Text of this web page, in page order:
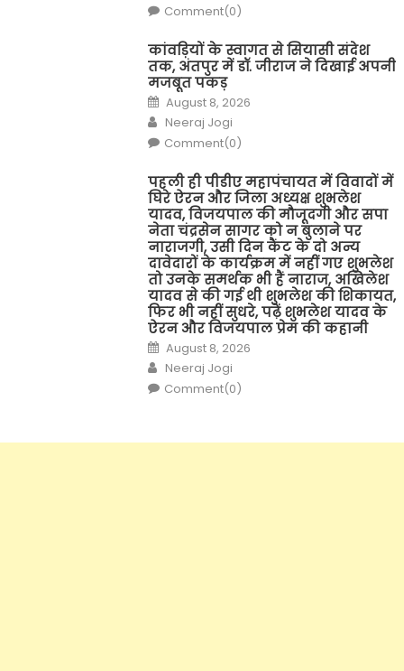
Comment(0)
कांवड़ियों के स्वागत से सियासी संदेश
तक, अंतपुर में डॉ. जीराज ने दिखाई अपनी
मजबूत पकड़
Posted
on
August 8, 2026
Author
Neeraj Jogi
Comment(0)
पहली ही पीडीए महापंचायत में विवादों में
घिरे ऐरन और जिला अध्यक्ष शुभलेश
यादव, विजयपाल की मौजूदगी और सपा
नेता चंद्रसेन सागर को न बुलाने पर
नाराजगी, उसी दिन कैंट के दो अन्य
दावेदारों के कार्यक्रम में नहीं गए शुभलेश
तो उनके समर्थक भी हैं नाराज, अखिलेश
यादव से की गई थी शुभलेश की शिकायत,
फिर भी नहीं सुधरे, पढ़ें शुभलेश यादव के
ऐरन और विजयपाल प्रेम की कहानी
Posted
on
August 8, 2026
Author
Neeraj Jogi
Comment(0)